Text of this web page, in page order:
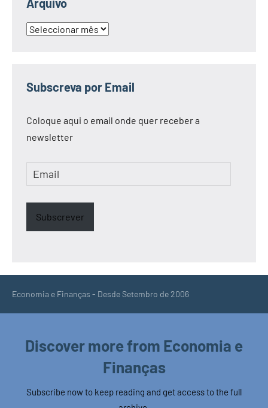
Arquivo
Subscreva por Email
Coloque aqui o email onde quer receber a
newsletter
Email
Subscrever
Economia e Finanças - Desde Setembro de 2006
Discover more from Economia e
Finanças
Subscribe now to keep reading and get access to the full